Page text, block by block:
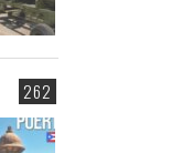
262